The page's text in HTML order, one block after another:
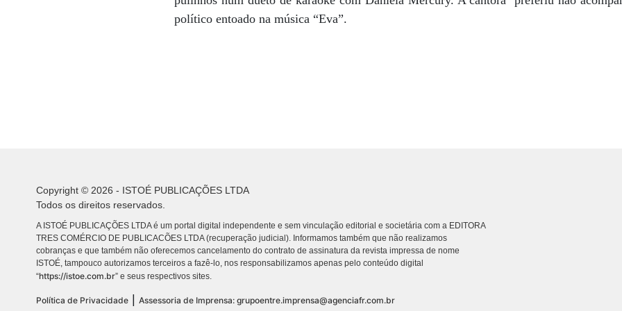
político entoado na música “Eva”.
Copyright © 2026 - ISTOÉ PUBLICAÇÕES LTDA
Todos os direitos reservados.
A ISTOÉ PUBLICAÇÕES LTDA é um portal digital independente e sem vinculação editorial e societária com a EDITORA
TRES COMÉRCIO DE PUBLICACÕES LTDA (recuperação judicial). Informamos também que não realizamos
cobranças e que também não oferecemos cancelamento do contrato de assinatura da revista impressa de nome
ISTOÉ, tampouco autorizamos terceiros a fazê-lo, nos responsabilizamos apenas pelo conteúdo digital
“https://istoe.com.br” e seus respectivos sites.
Política de Privacidade Assessoria de Imprensa: grupoentre.imprensa@agenciafr.com.br